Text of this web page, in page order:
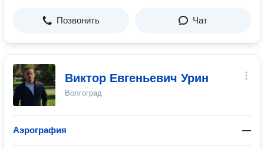
Позвонить Чат
Виктор Евгеньевич Урин
Волгоград
Аэрография —